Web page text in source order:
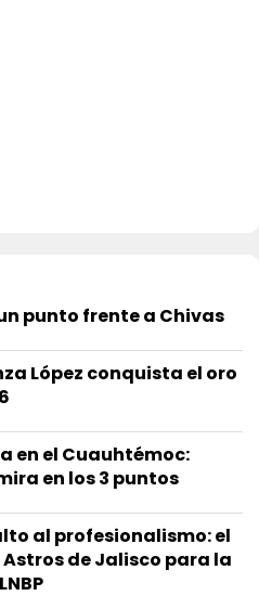
punto frente a Chivas
López conquista el oro
en el Cuauhtémoc:
en los 3 puntos
al profesionalismo: el
de Jalisco para la